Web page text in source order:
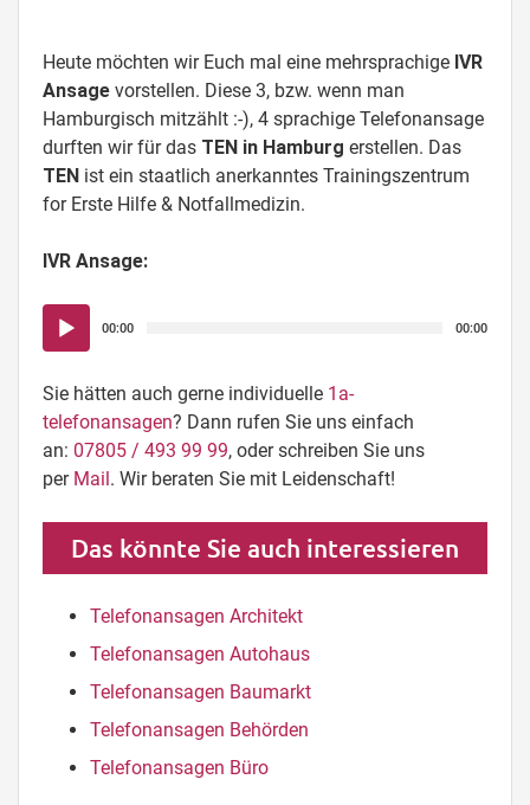
Heute möchten wir Euch mal eine mehrsprachige IVR
Ansage vorstellen. Diese 3, bzw. wenn man
Hamburgisch mitzählt :-), 4 sprachige Telefonansage
durften wir für das TEN in Hamburg erstellen. Das
TEN ist ein staatlich anerkanntes Trainingszentrum
for Erste Hilfe & Notfallmedizin.
IVR Ansage:
Audio-
Player
00:00 00:00
Sie hätten auch gerne individuelle 1a-
telefonansagen? Dann rufen Sie uns einfach
an: 07805 / 493 99 99, oder schreiben Sie uns
per Mail. Wir beraten Sie mit Leidenschaft!
Das könnte Sie auch interessieren
Telefonansagen Architekt
Telefonansagen Autohaus
Telefonansagen Baumarkt
Telefonansagen Behörden
Telefonansagen Büro